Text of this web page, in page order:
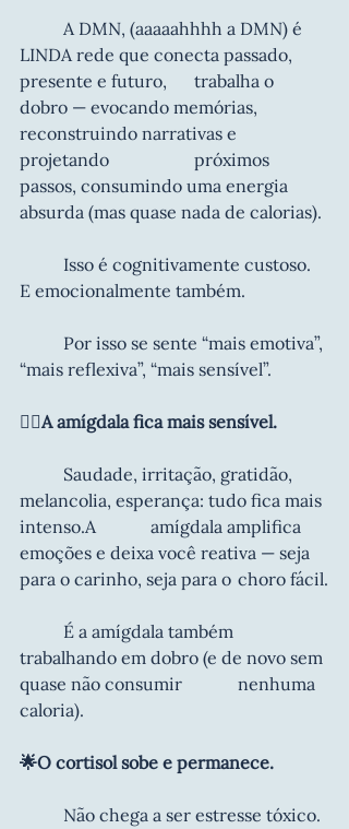
LINDA rede que conecta passado,
presente e futuro, 	trabalha o
dobro — evocando memórias,
reconstruindo narrativas e
projetando 		próximos
passos, consumindo uma energia
absurda (mas quase nada de calorias).
E emocionalmente também.
“mais reflexiva”, “mais sensível”.
😮‍💨A amígdala fica mais sensível.
melancolia, esperança: tudo fica mais
intenso.A 		amígdala amplifica
emoções e deixa você reativa — seja
para o carinho, seja para o 	choro fácil.
trabalhando em dobro (e de novo sem
quase não consumir 		nenhuma
caloria).
🌟O cortisol sobe e permanece.